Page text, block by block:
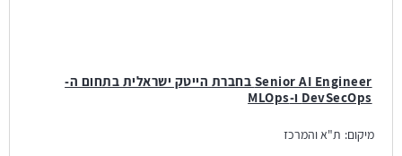
Senior AI Engineer בחברת הייטק ישראלית בתחום ה-
DevSecOps ו-MLOps
מיקום: ת"א והמרכז